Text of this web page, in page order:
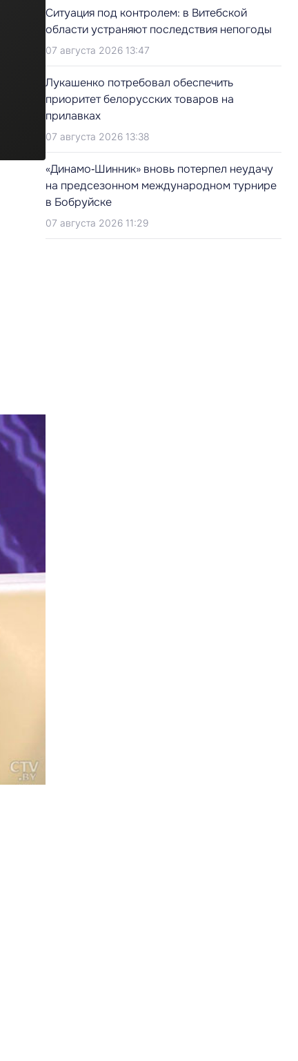
Ситуация под контролем: в Витебской
области устраняют последствия непогоды
07 августа 2026 13:47
Лукашенко потребовал обеспечить
приоритет белорусских товаров на
прилавках
07 августа 2026 13:38
«Динамо‑Шинник» вновь потерпел неудачу
на предсезонном международном турнире
в Бобруйске
07 августа 2026 11:29